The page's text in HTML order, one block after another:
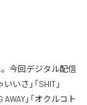
。今回デジタル配信
いさ」「SHIT」
AWAY」「オクルコト